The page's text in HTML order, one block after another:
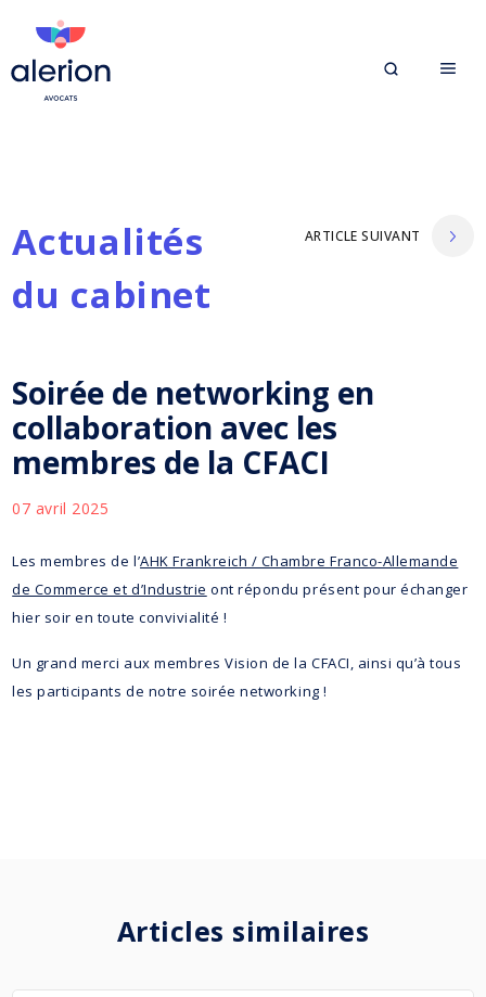
Actualités
du cabinet
ARTICLE SUIVANT
Soirée de networking en
collaboration avec les
membres de la CFACI
07 avril 2025
Les membres de l’AHK Frankreich / Chambre Franco-Allemande
de Commerce et d’Industrie ont répondu présent pour échanger
hier soir en toute convivialité !
Un grand merci aux membres Vision de la CFACI, ainsi qu’à tous
les participants de notre soirée networking !
Articles similaires